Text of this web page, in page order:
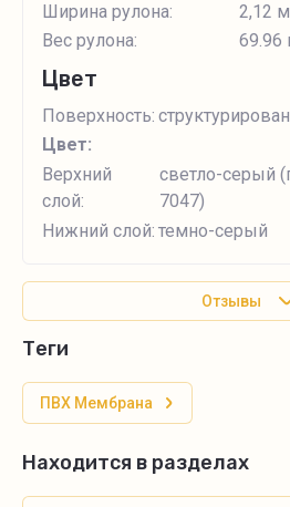
Ширина рулона:
2,12
Вес рулона:
69.96
Цвет
Поверхность:
Цвет:
Верхний
слой:
светло-серый
7047)
Нижний слой: темно-серый
Отзывы
теги
ПВХ Мембрана
Находится в разделах